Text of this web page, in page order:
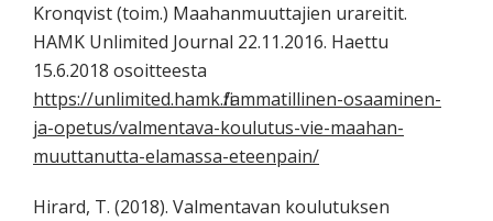
Kronqvist (toim.) Maahanmuuttajien urareitit.
HAMK Unlimited Journal 22.11.2016. Haettu
15.6.2018 osoitteesta
https://unlimited.hamk.fi/ammatillinen-osaaminen-
ja-opetus/valmentava-koulutus-vie-maahan-
muuttanutta-elamassa-eteenpain/
Hirard, T. (2018). Valmentavan koulutuksen